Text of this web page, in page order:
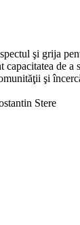
şi grija
de a
şi
Stere